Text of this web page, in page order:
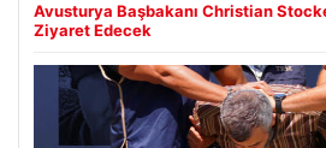
Avusturya Başbakanı Christian
Ziyaret Edecek